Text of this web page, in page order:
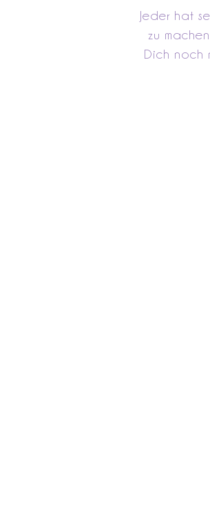
Jeder hat
zu
Dich noch